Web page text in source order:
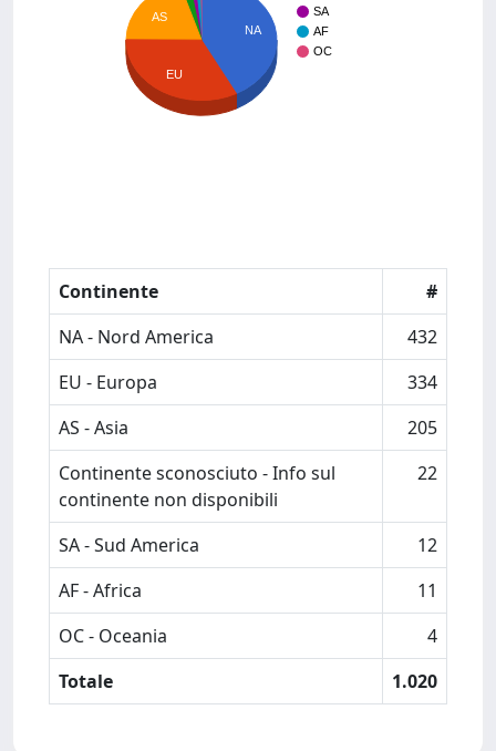
SA
AF
OC
NA
AS
EU
Continente
#
NA - Nord America
432
EU - Europa
334
AS - Asia
205
Continente sconosciuto - Info sul
continente non disponibili
22
SA - Sud America
12
AF - Africa
11
OC - Oceania
4
Totale
1.020